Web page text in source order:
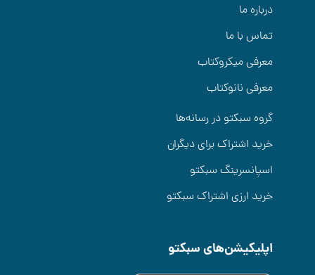
درباره ما
تماس با ما
معرفی میکروکتاب
معرفی نانوکتاب
گروه سبکتو در رسانه‌ها
خرید اشتراک برای دیگران
اسپانسرینگ سبکتو
خرید ارزی اشتراک سبکتو
اپلیکیشن‌های سبکتو